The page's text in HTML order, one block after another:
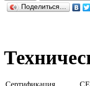
Поделиться…
Сертификация